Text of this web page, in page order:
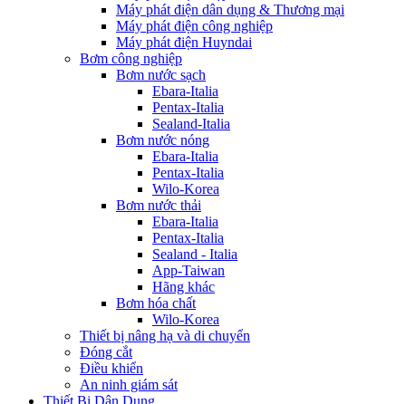
Máy phát điện dân dụng & Thương mại
Máy phát điện công nghiệp
Máy phát điện Huyndai
Bơm công nghiệp
Bơm nước sạch
Ebara-Italia
Pentax-Italia
Sealand-Italia
Bơm nước nóng
Ebara-Italia
Pentax-Italia
Wilo-Korea
Bơm nước thải
Ebara-Italia
Pentax-Italia
Sealand - Italia
App-Taiwan
Hãng khác
Bơm hóa chất
Wilo-Korea
Thiết bị nâng hạ và di chuyển
Đóng cắt
Điều khiển
An ninh giám sát
Thiết Bị Dân Dụng